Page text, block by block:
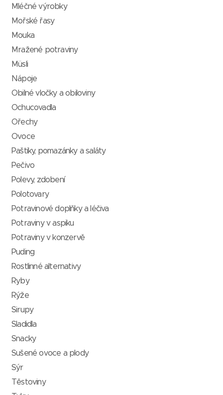
Mléčné výrobky
Mořské řasy
Mouka
Mražené potraviny
Müsli
Nápoje
Obilné vločky a obiloviny
Ochucovadla
Ořechy
Ovoce
Paštiky, pomazánky a saláty
Pečivo
Polevy, zdobení
Polotovary
Potravinové doplňky a léčiva
Potraviny v aspiku
Potraviny v konzervě
Puding
Rostlinné alternativy
Ryby
Rýže
Sirupy
Sladidla
Snacky
Sušené ovoce a plody
Sýr
Těstoviny